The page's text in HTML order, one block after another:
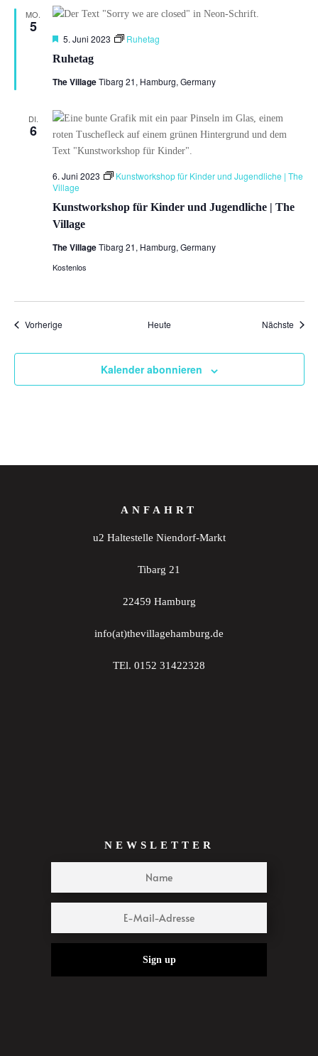
MO.
5
Ruhetag
Hervorgehoben
5. Juni 2023 Ruhetag
The VillageTibarg 21, Hamburg, Germany
DI.
6
Kunstworkshop für Kinder und Jugendliche | The
Village
6. Juni 2023
Kunstworkshop für Kinder und Jugendliche | The
Village
The VillageTibarg 21, Hamburg, Germany
Kostenlos
VorherigeVeranstaltungen Heute Nächste
Kalender abonnieren
ANFAHRT
u2 Haltestelle Niendorf-Markt
Tibarg 21
22459 Hamburg
info(at)thevillagehamburg.de
TEl. 0152 31422328
NEWSLETTER
Sign up